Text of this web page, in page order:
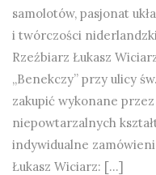
samolotów, pasjonat
i twórczości
Rzeźbiarz Łukasz
„Benekczy” przy ulicy
zakupić wykonane
niepowtarzalnych
indywidualne
Łukasz Wiciarz: […]